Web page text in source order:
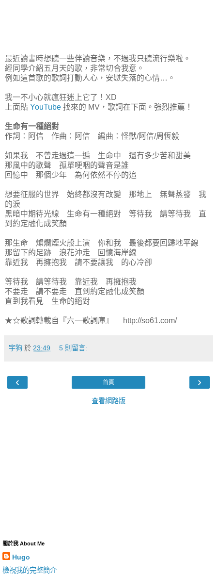
最近讀書時想聽一些伴讀音樂，不過我只聽流行樂啦。
經同學介紹五月天的歌，非常切合我意。
例如這首歌的歌詞打動人心，安慰失落的心情…。
我一不小心就瘋狂迷上它了！XD
上面貼 YouTube 找來的 MV，歌詞在下面。強烈推薦！
生命有一種絕對
作詞：阿信 作曲：阿信 編曲：怪獸/阿信/周恆毅
如果我 不曾走過這一遍 生命中 還有多少苦和甜美
那風中的歌聲 孤單哽咽的聲音是誰
回憶中 那個少年 為何依然不停的追
想要征服的世界 始終都沒有改變 那地上 無聲蒸發 我
的淚
黑暗中期待光線 生命有一種絕對 等待我 請等待我 直
到約定融化成笑顏
那生命 燦爛煙火般上演 你和我 最後都要回歸地平線
那留下的足跡 浪花沖走 回憶海岸線
靠近我 再擁抱我 請不要讓我 的心冷卻
等待我 請等待我 靠近我 再擁抱我
不要走 請不要走 直到約定融化成笑顏
直到我看見 生命的絕對
★☆歌詞轉載自『六一歌詞庫』 http://so61.com/
宇狗 於 23:49 5 則留言:
‹ ›
首頁
查看網路版
關於我 About Me
Hugo
檢視我的完整簡介